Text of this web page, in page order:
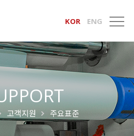
KOR ENG
고객지원 주요표준